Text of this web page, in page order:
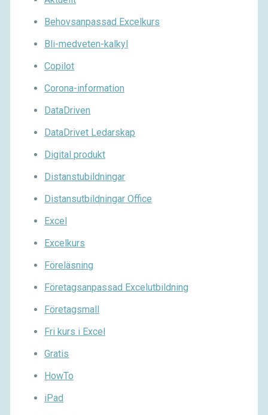
Behovsanpassad Excelkurs
Bli-medveten-kalkyl
Copilot
Corona-information
DataDriven
DataDrivet Ledarskap
Digital produkt
Distanstubildningar
Distansutbildningar Office
Excel
Excelkurs
Föreläsning
Företagsanpassad Excelutbildning
Företagsmall
Fri kurs i Excel
Gratis
HowTo
iPad